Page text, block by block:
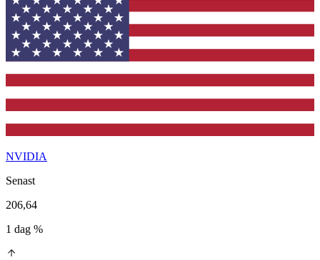
NVIDIA
Senast
206,64
1 dag %